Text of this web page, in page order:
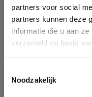
partners voor social
partners kunnen deze
informatie die u aan
verzameld op basis
Noodzakelijk
Please fill in your
You can search a company
enterprise ID. When a
form. If you don't find your
Bekijk details